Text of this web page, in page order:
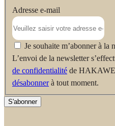
Adresse e-mail
Je souhaite m’abonner à
L’envoi de la newsletter
de confidentialité de
désabonnerà tout moment.
S'abonner